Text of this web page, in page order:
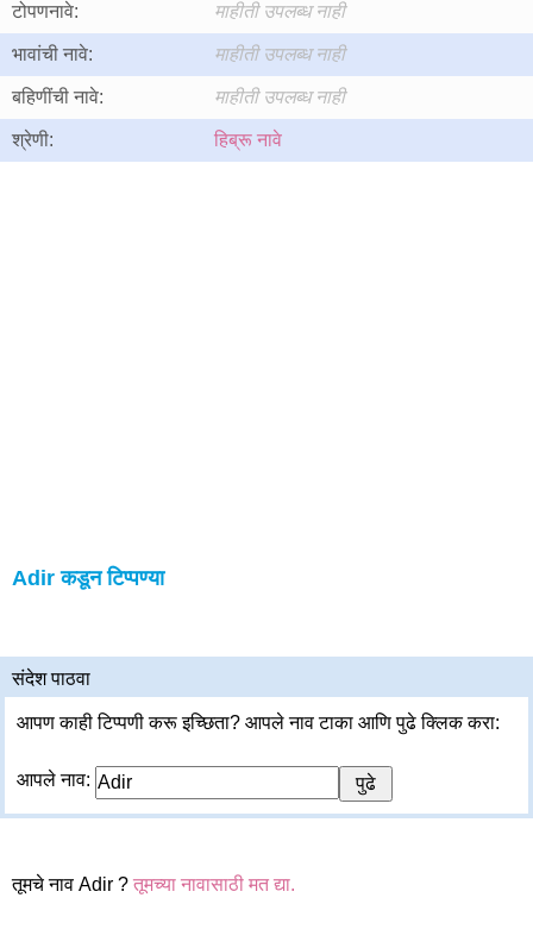
टोपणनावे: माहीती उपलब्ध नाही
भावांची नावे: माहीती उपलब्ध नाही
बहिणींची नावे: माहीती उपलब्ध नाही
श्रेणी: हिब्रू नावे
Adir कडून टिप्पण्या
संदेश पाठवा
आपण काही टिप्पणी करू इच्छिता? आपले नाव टाका आणि पुढे क्लिक करा:
आपले नाव:
तूमचे नाव Adir ? तूमच्या नावासाठी मत द्या.